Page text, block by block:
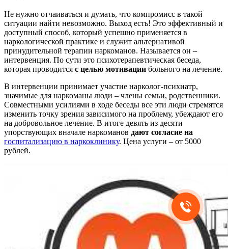
Не нужно отчаиваться и думать, что компромисс в такой
ситуации найти невозможно. Выход есть! Это эффективный и
доступный способ, который успешно применяется в
наркологической практике и служит альтернативой
принудительной терапии наркоманов. Называется он –
интервенция. По сути это психотерапевтическая беседа,
которая проводится с целью мотивации больного на лечение.
В интервенции принимает участие нарколог-психиатр,
значимые для наркоманы люди – члены семьи, родственники.
Совместными усилиями в ходе беседы все эти люди стремятся
изменить точку зрения зависимого на проблему, убеждают его
на добровольное лечение. В итоге девять из десяти
упорствующих вначале наркоманов дают согласие на
госпитализацию в наркоклинику. Цена услуги – от 5000
рублей.